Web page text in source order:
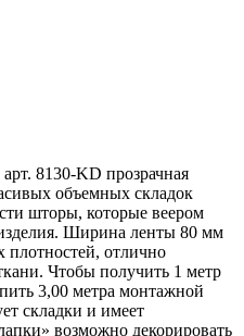
8130-KD прозрачная
объемных складок
шторы, которые веером
Ширина ленты 80 мм
плотностей, отлично
Чтобы получить 1 метр
3,00 метра монтажной
складки и имеет
возможно декорировать